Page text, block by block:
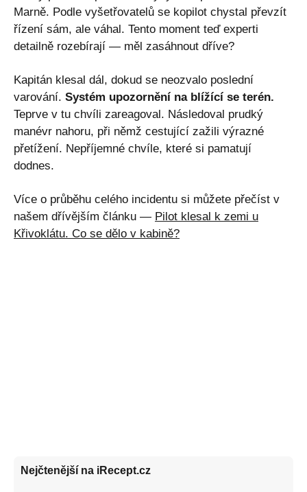
Marně. Podle vyšetřovatelů se kopilot chystal převzít
řízení sám, ale váhal. Tento moment teď experti
detailně rozebírají — měl zasáhnout dříve?
Kapitán klesal dál, dokud se neozvalo poslední
varování. Systém upozornění na blížící se terén.
Teprve v tu chvíli zareagoval. Následoval prudký
manévr nahoru, při němž cestující zažili výrazné
přetížení. Nepříjemné chvíle, které si pamatují
dodnes.
Více o průběhu celého incidentu si můžete přečíst v
našem dřívějším článku — Pilot klesal k zemi u
Křivoklátu. Co se dělo v kabině?
Nejčtenější na iRecept.cz